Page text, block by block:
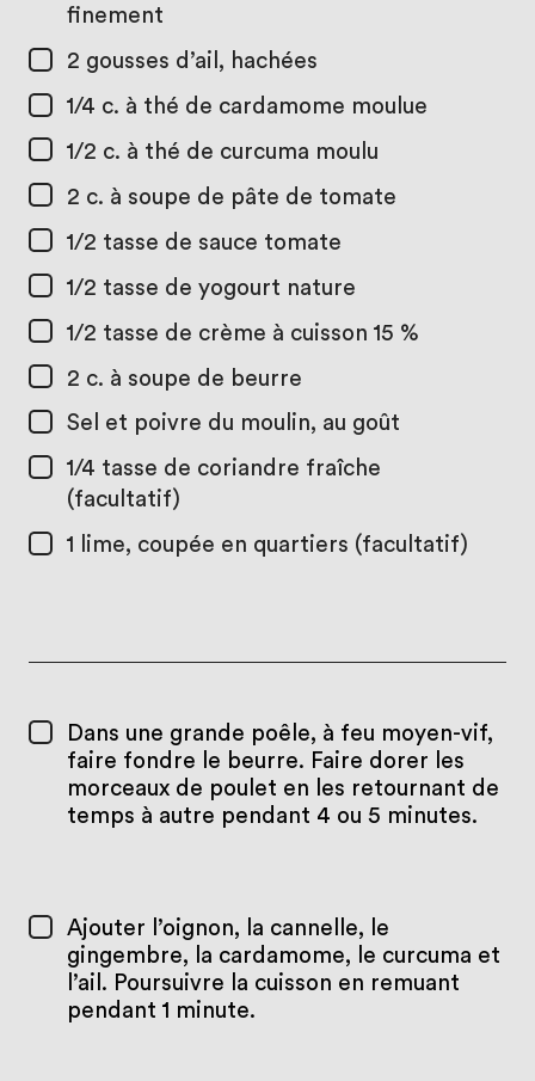
finement
2 gousses d’ail, hachées
1/4 c. à thé de cardamome moulue
1/2 c. à thé de curcuma moulu
2 c. à soupe de pâte de tomate
1/2 tasse de sauce tomate
1/2 tasse de yogourt nature
1/2 tasse de crème à cuisson 15 %
2 c. à soupe de beurre
Sel et poivre du moulin, au goût
1/4 tasse de coriandre fraîche
(facultatif)
1
lime, coupée en quartiers (facultatif)
Dans une grande poêle, à feu moyen-vif,
faire fondre le beurre. Faire dorer les
morceaux de poulet en les retournant de
temps à autre pendant 4 ou 5 minutes.
Ajouter l’oignon, la cannelle, le
gingembre, la cardamome, le curcuma et
l’ail. Poursuivre la cuisson en remuant
pendant 1 minute.